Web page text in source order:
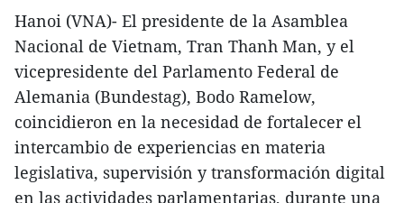
Hanoi (VNA)- El presidente de la Asamblea
Nacional de Vietnam, Tran Thanh Man, y el
vicepresidente del Parlamento Federal de
Alemania (Bundestag), Bodo Ramelow,
coincidieron en la necesidad de fortalecer el
intercambio de experiencias en materia
legislativa, supervisión y transformación digital
en las actividades parlamentarias, durante una